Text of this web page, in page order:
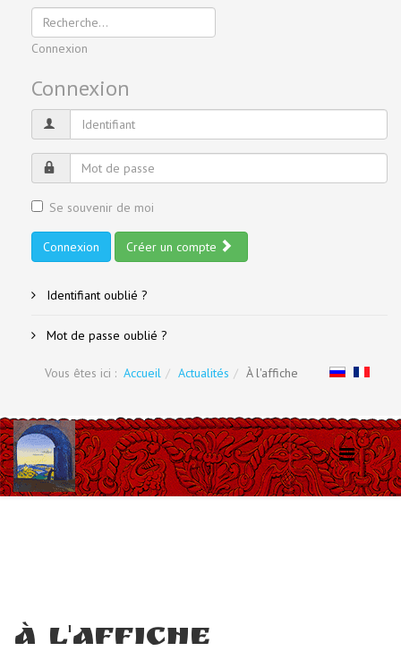
Connexion
Connexion
Se souvenir de moi
Connexion Créer un compte
Identifiant oublié ?
Mot de passe oublié ?
Vous êtes ici : Accueil Actualités À l'affiche
À l'affiche